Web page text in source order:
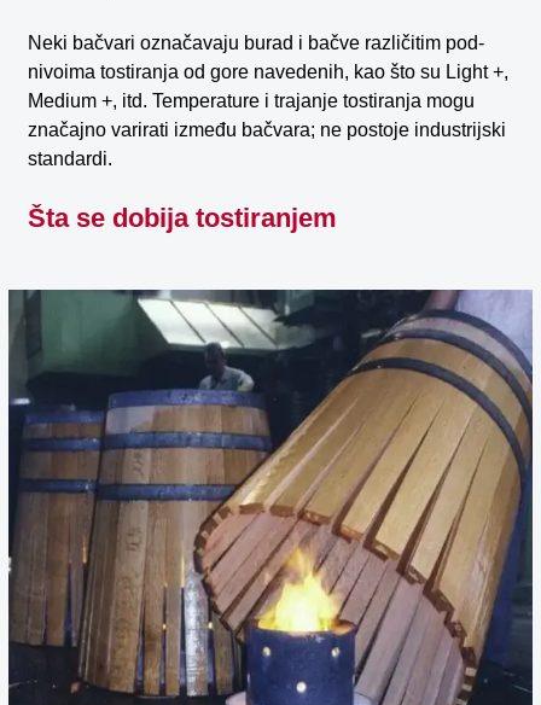
Neki bačvari označavaju burad i bačve različitim pod-
nivoima tostiranja od gore navedenih, kao što su Light +,
Medium +, itd. Temperature i trajanje tostiranja mogu
značajno varirati između bačvara; ne postoje industrijski
standardi.
Šta se dobija tostiranjem